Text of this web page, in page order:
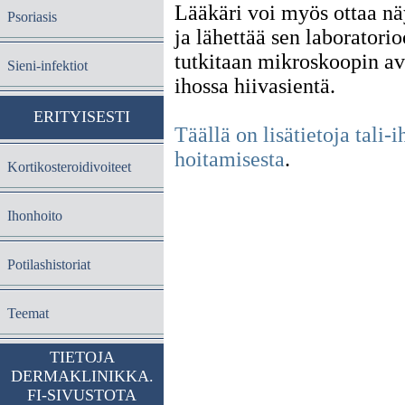
Psoriasis
Sieni-infektiot
ERITYISESTI
Kortikosteroidivoiteet
Ihonhoito
Potilashistoriat
Teemat
TIETOJA
DERMAKLINIKKA.
FI-SIVUSTOTA
Lääkäri voi myös ottaa
ja lähettää sen
tutkitaan mikroskoopin
ihossa hiivasientä.
Täällä on lisätietoja tali-
hoitamisesta.